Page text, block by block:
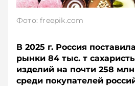
Фото: freepik.com
В 2025 г. Россия
рынки 84 тыс. т
изделий на почти 258
среди покупателей